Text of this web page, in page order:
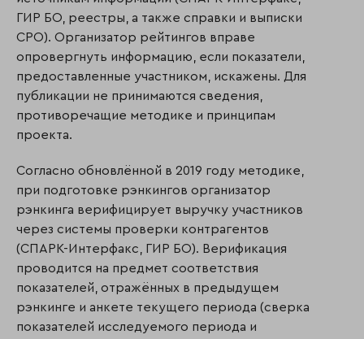
ГИР БО, реестры, а также справки и выписки
СРО). Организатор рейтингов вправе
опровергнуть информацию, если показатели,
предоставленные участником, искажены. Для
публикации не принимаются сведения,
противоречащие методике и принципам
проекта.
Согласно обновлённой в 2019 году методике,
при подготовке рэнкингов организатор
рэнкинга верифицирует выручку участников
через системы проверки контрагентов
(СПАРК-Интерфакс, ГИР БО). Верификация
проводится на предмет соответствия
показателей, отражённых в предыдущем
рэнкинге и анкете текущего периода (сверка
показателей исследуемого периода и